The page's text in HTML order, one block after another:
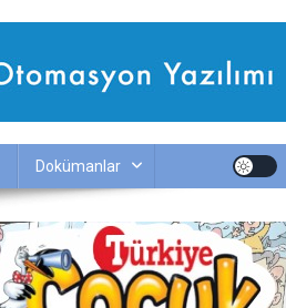
Dokümanlar